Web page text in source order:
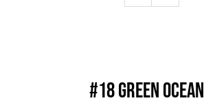
#18 GREEN OCEAN